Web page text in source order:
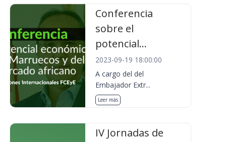
Conferencia
sobre el
potencial...
2023-09-19 18:00:00
A cargo del del
Embajador Extr...
Leer más
IV Jornadas de